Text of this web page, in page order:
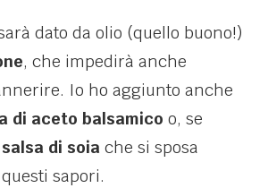
dato da olio (quello buono!)
, che impedirà anche
Io ho aggiunto anche
di aceto balsamico o, se
salsa di soia che si sposa
sapori.